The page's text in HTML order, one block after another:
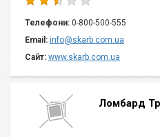
Телефони: 0-800-500-555
Email: info@skarb.com.ua
Сайт: www.skarb.com.ua
Ломбард